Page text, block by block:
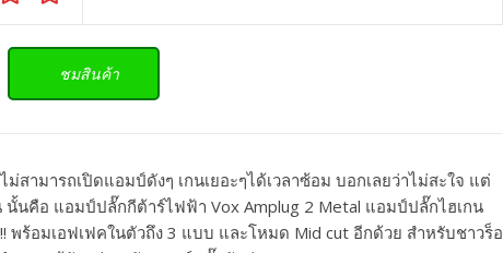
ชมสินค้า
ม่สามารถเปิดแอมป์ดังๆ เกนเยอะๆได้เวลาซ้อม บอกเลยว่าไม่สะใจ แต่
นคือ แอมป์ปลั๊กกีต้าร์ไฟฟ้า Vox Amplug 2 Metal แอมป์ปลั๊กไฮเกน
ร้อมเอฟเฟคในตัวถึง 3 แบบ และโหมด Mid cut อีกด้วย สำหรับชาวร็อ